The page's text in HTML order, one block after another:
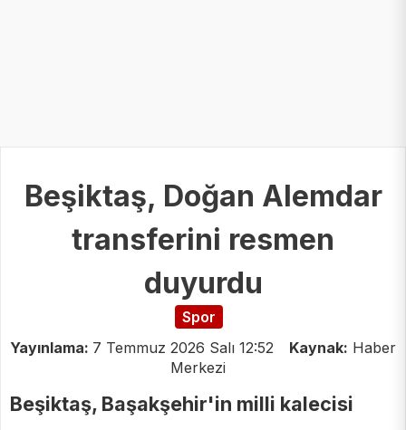
Beşiktaş, Doğan Alemdar
transferini resmen
duyurdu
Spor
Yayınlama: 7 Temmuz 2026 Salı 12:52 Kaynak: Haber
Merkezi
Beşiktaş, Başakşehir'in milli kalecisi